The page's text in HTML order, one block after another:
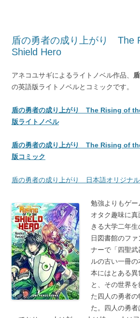
盾の勇者の成り上がり The
Shield Hero
アネコユサギによるライトノベル作品、
の英語版ライトノベルとコミックです。
盾の勇者の成り上がり The Rising of
版ライトノベル
盾の勇者の成り上がり The Rising of
版コミック
盾の勇者の成り上がり 日本語オリジナ
勉強よりもゲー
オタク趣味に
きる大学二年
日図書館のフ
ナーで「四聖武
ルの古い一冊
本にはとある
と、その世界
た四人の勇者
た。四人の勇